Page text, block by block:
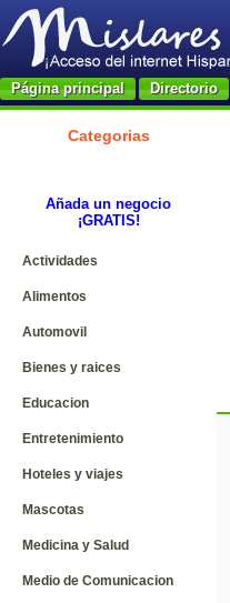
Página principal Directorio
Categorias
Añada un negocio
¡GRATIS!
Actividades
Alimentos
Automovil
Bienes y raices
Educacion
Entretenimiento
Hoteles y viajes
Mascotas
Medicina y Salud
Medio de Comunicacion